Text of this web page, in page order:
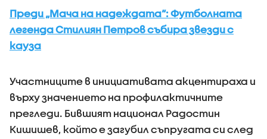
Преди „Мача на надеждата“: Футболната
легенда Стилиян Петров събира звезди с
кауза
Участниците в инициативата акцентираха и
върху значението на профилактичните
прегледи. Бившият национал Радостин
Кишишев, който е загубил съпругата си след